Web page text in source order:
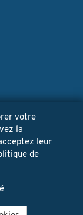
seront jamais
à tout moment.
votre
la
leur
de